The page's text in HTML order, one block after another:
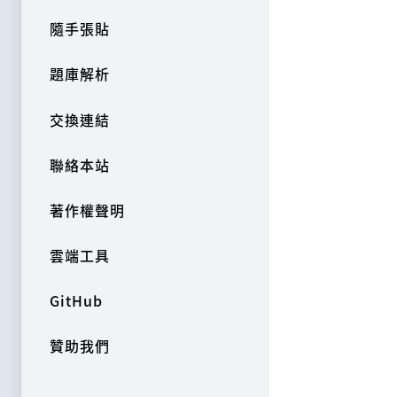
隨手張貼
題庫解析
交換連結
聯絡本站
著作權聲明
雲端工具
GitHub
贊助我們